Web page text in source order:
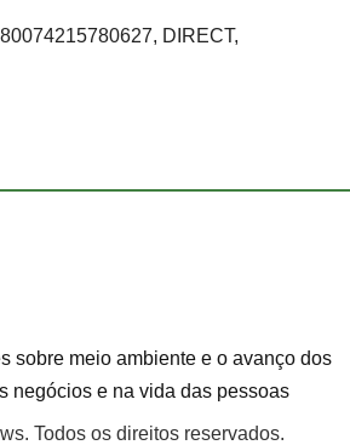
DIRECT,
sobre meio ambiente e o avanço dos
negócios e na vida das pessoas
Todos os direitos reservados.